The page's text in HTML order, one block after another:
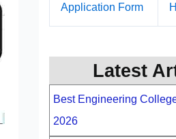
Application Form
Latest
Best Engineering
2026